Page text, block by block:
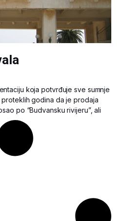
koja potvrđuje sve sumnje
godina da je prodaja
po “Budvansku rivijeru”, ali